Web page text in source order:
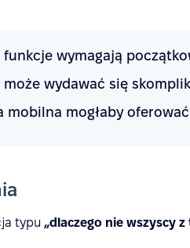
funkcje wymagają
wydawać się
mobilna mogłaby
typu „dlaczego nie wszyscy